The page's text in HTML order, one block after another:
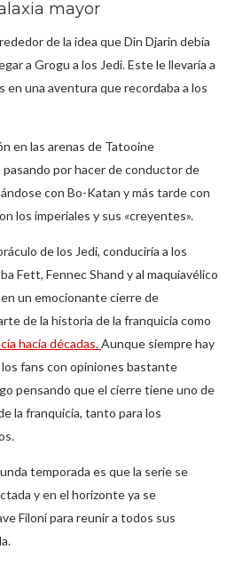
mayor
de la idea que Din Djarin debía
a Grogu a los Jedi. Este le llevaría a
en una aventura que recordaba a los
en las arenas de Tatooine
por hacer de conductor de
con Bo-Katan y más tarde con
los imperiales y sus «creyentes».
de los Jedi, conduciría a los
Fett, Fennec Shand y al maquiavélico
un emocionante cierre de
de la historia de la franquicia como
hacía décadas.Aunque siempre hay
fans con opiniones bastante
pensando que el cierre tiene uno de
la franquicia, tanto para los
temporada es que la serie se
y en el horizonte ya se
Filoni para reunir a todos sus